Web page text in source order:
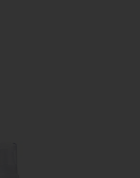
OIL 헤어 오일